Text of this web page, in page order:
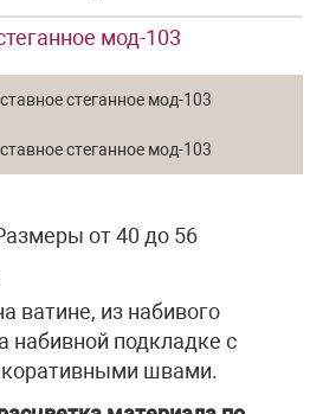
мод-103
от 40 до 56
ватине, из набивого
набивной подкладке с
швами.